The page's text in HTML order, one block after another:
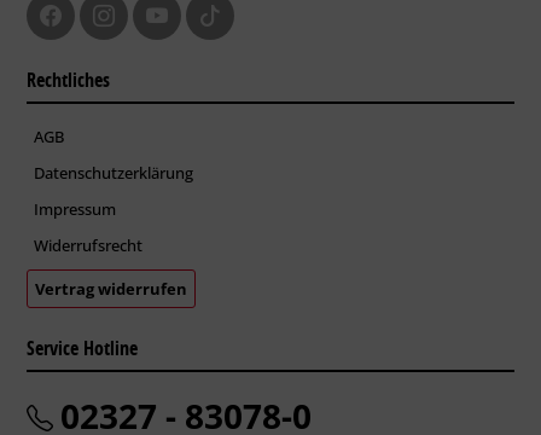
Rechtliches
AGB
Datenschutzerklärung
Impressum
Widerrufsrecht
Vertrag widerrufen
Service Hotline
02327 - 83078-0